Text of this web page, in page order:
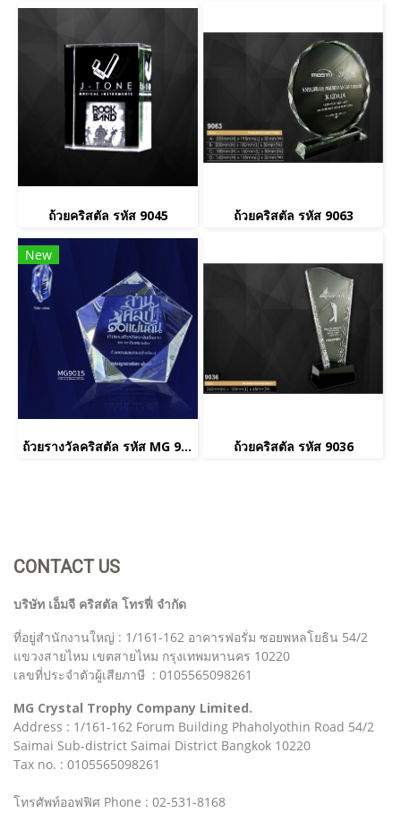
ถ้วยคริสตัล รหัส 9045 ถ้วยคริสตัล รหัส 9063
New
ถ้วยรางวัลคริสตัล รหัส MG 9015 ถ้วยคริสตัล รหัส 9036
CONTACT US
บริษัท เอ็มจี คริสตัล โทรฟี่ จำกัด
ที่อยู่สำนักงานใหญ่ : 1/161-162 อาคารฟอรั่ม ซอยพหลโยธิน 54/2
แขวงสายไหม เขตสายไหม กรุงเทพมหานคร 10220
เลขที่ประจำตัวผู้เสียภาษี : 0105565098261
MG Crystal Trophy Company Limited.
Address : 1/161-162 Forum Building Phaholyothin Road 54/2
Saimai Sub-district Saimai District Bangkok 10220
Tax no. : 0105565098261
โทรศัพท์ออฟฟิศ Phone : 02-531-8168